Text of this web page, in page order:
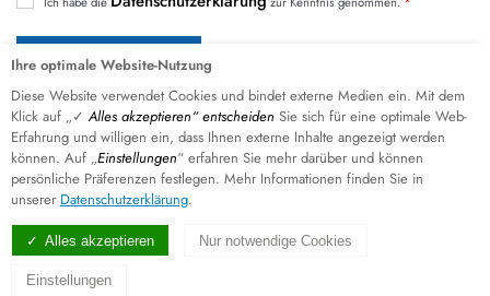
Anfrage senden
SYSTEME
Ihre optimale Website-Nutzung
Diese Website verwendet Cookies und bindet externe Medien ein. Mit dem
Klick auf „✓ Alles akzeptieren“ entscheiden Sie sich für eine optimale Web-
Erfahrung und willigen ein, dass Ihnen externe Inhalte angezeigt werden
können. Auf „Einstellungen“ erfahren Sie mehr darüber und können
persönliche Präferenzen festlegen. Mehr Informationen finden Sie in
unserer Datenschutzerklärung.
Alles akzeptieren Nur notwendige Cookies
Einstellungen